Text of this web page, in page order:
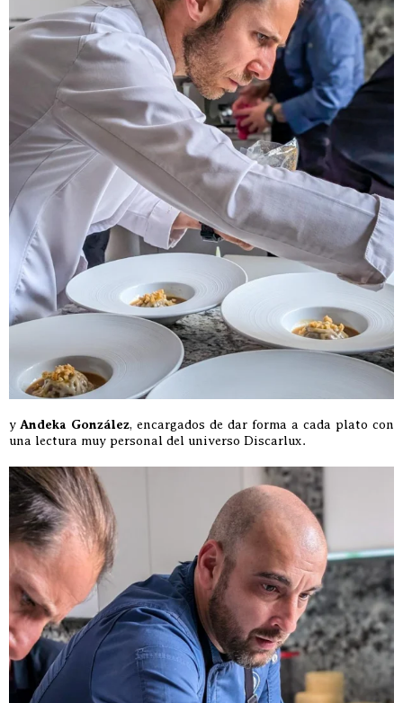
y Andeka González, encargados de dar forma a cada plato con
una lectura muy personal del universo Discarlux.